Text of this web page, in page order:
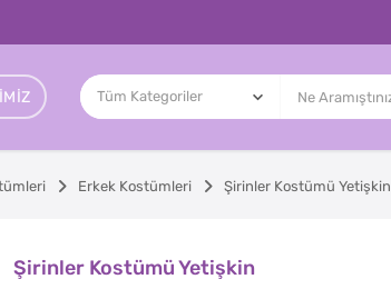
Erkek Kostümleri Şirinler Kostümü Yetişkin
Şirinler Kostümü Yetişkin